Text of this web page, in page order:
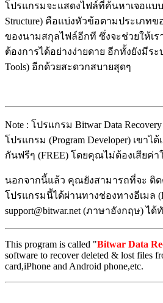
โปรแกรมจะแสดงไฟล์ที่ค้นหาเจอแบบ
Structure) คือแบ่งหัวข้อตามประเภท
ของนามสกุลไฟล์อีกที ซึ่งจะช่วยให้เ
ต้องการได้อย่างง่ายดาย อีกทั้งยังมีระ
Tools) อีกด้วยสะดวกสบายสุดๆ
Note : โปรแกรม Bitwar Data
โปรแกรม (Program Developer) เขา
กันฟรีๆ (FREE) โดยคุณไม่ต้องเสียค่า
นอกจากนี้แล้ว คุณยังสามารถที่จะ ติ
โปรแกรมนี้ได้ผ่านทางช่องทางอีเมล
support@bitwar.net (ภาษาอังกฤษ) ได้
This program is called "Bitwar Data
software to recover deleted & lost files
card,iPhone and Android phone,etc.